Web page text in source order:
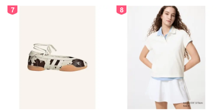
7 8